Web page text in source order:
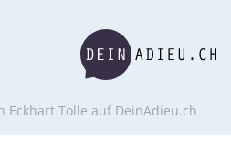
Eckhart Tolle auf DeinAdieu.ch